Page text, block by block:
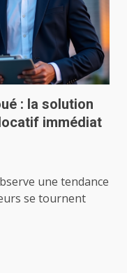
: la solution
immédiat
une tendance
se tournent